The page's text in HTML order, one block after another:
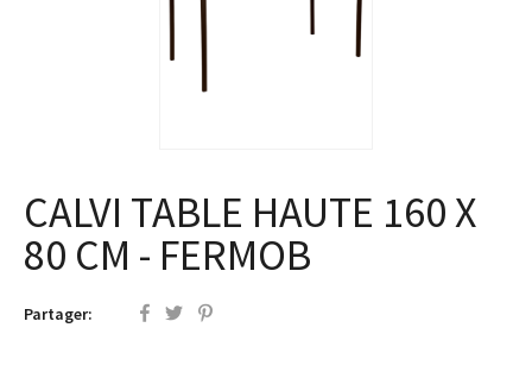
CALVI TABLE HAUTE 160 X
80 CM - FERMOB
Partager: